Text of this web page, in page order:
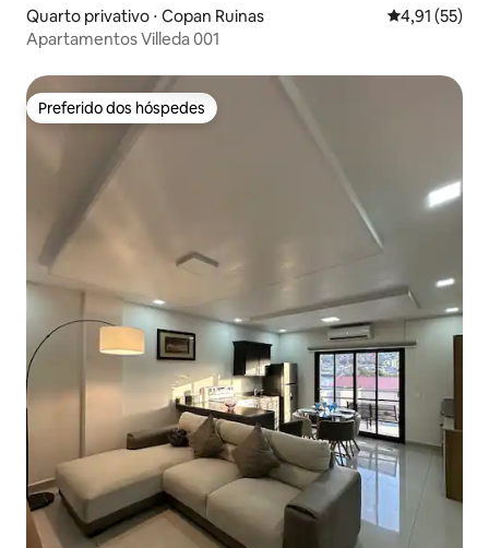
Quarto privativo ⋅ Copan Ruinas 4,91 de uma
4,91 (55)
Apartamentos Villeda 001
Preferido dos hóspedes
Preferido dos hóspedes